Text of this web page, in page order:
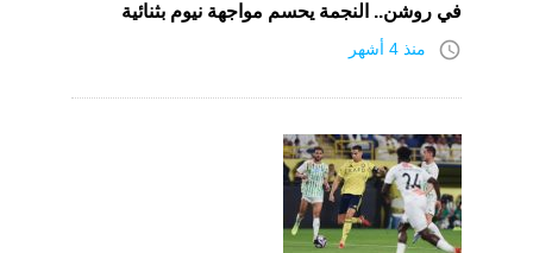
في روشن.. النجمة يحسم مواجهة نيوم بثنائية
access_time منذ 4 أشهر